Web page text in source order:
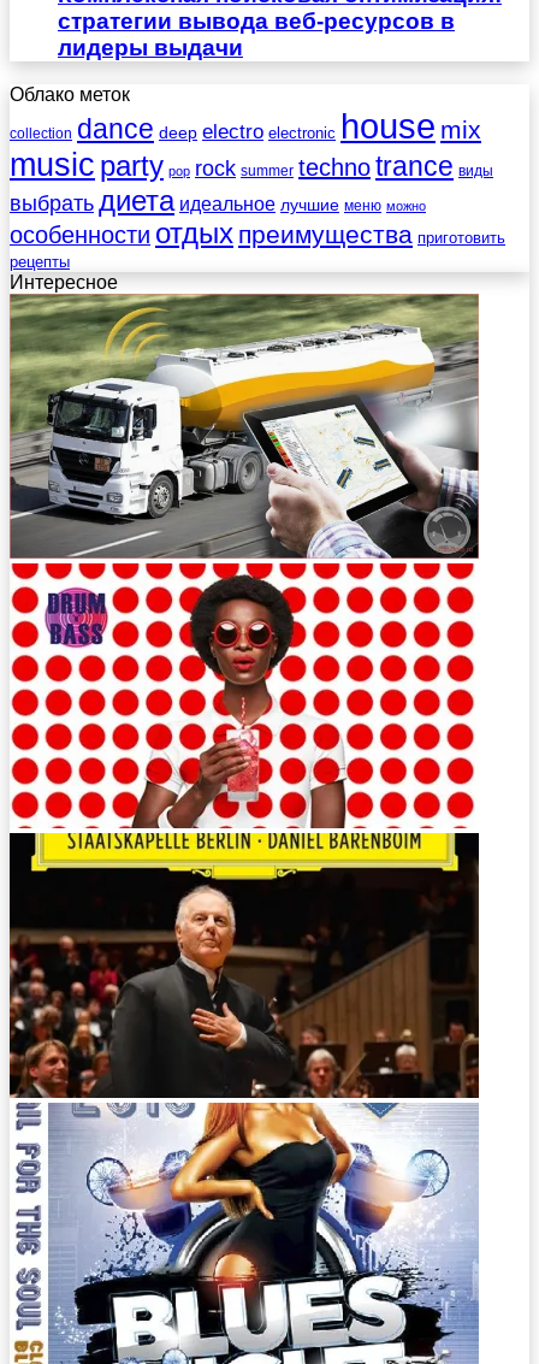
стратегии вывода веб-ресурсов в
лидеры выдачи
Облако меток
collection dance deep electro electronic house mix
music party pop rock summer technotrance виды
выбратьдиета идеальное лучшие меню можно
особенности отдых преимущества приготовить
рецепты
Интересное